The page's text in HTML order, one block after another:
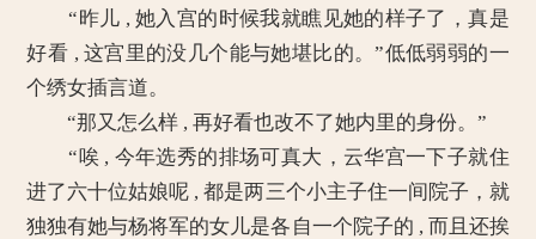
“昨儿 , 她入宫的时候我就瞧见她的样子了，真是
好看 , 这宫里的没几个能与她堪比的。”低低弱弱的一
个绣女插言道。
“那又怎么样 , 再好看也改不了她内里的身份。”
“唉 , 今年选秀的排场可真大，云华宫一下子就住
进了六十位姑娘呢 , 都是两三个小主子住一间院子，就
独独有她与杨将军的女儿是各自一个院子的 , 而且还挨